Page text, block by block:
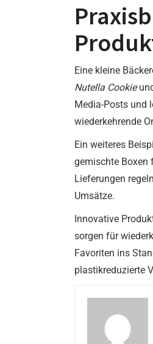
Eine kleine
Nutella Cookie
Media-Posts und
wiederkehrende
Ein weiteres
gemischte Boxen
Lieferungen
Umsätze.
Innovative
sorgen für
Favoriten ins
plastikreduzierte